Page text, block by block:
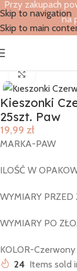
Skip to navigation
Skip to main
Przy zakupach
na
Strona główna
Click to
Kieszonki
25szt. Paw
19,99 zł
MARKA-PAW
ILOŚĆ W
WYMIARY
WYMIARY PO
KOLOR-Czerwony
24 Items sold